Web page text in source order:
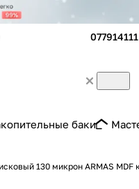
077914111
баки
130 микрон ARMAS MDF